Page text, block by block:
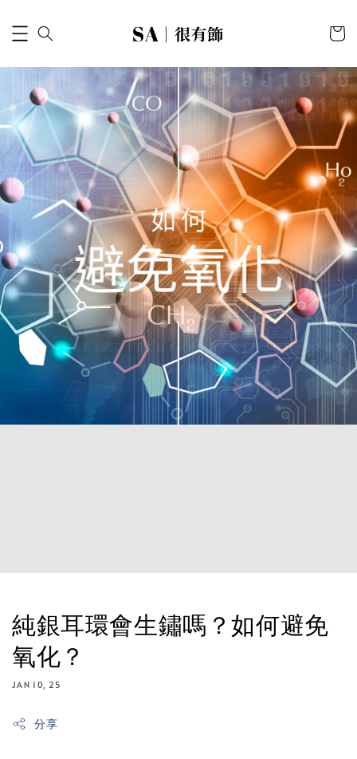
純銀耳環會生鏽嗎？如何避免
氧化？
JAN 10, 25
分享